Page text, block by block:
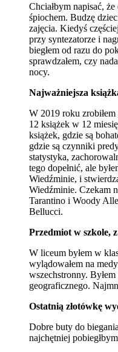
Chciałbym napisać,
śpiochem. Budzę
zajęcia. Kiedyś
przy syntezatorze i
biegłem od razu do
sprawdzałem, czy
nocy.
Najważniejsza
W 2019 roku zrobiłem
12 książek w 12
książek, gdzie są
gdzie są czynniki
statystyka,
tego dopełnić, ale
Wiedźminie, i
Wiedźminie. Czekam
Tarantino i Woody
Bellucci.
Przedmiot w szkole,
W liceum byłem w
wylądowałem na
wszechstronny.
geograficznego.
Ostatnią złotówkę
Dobre buty do
najchętniej